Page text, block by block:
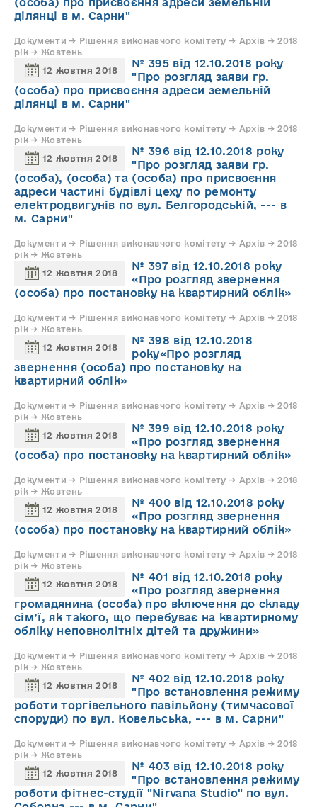
(особа) про присвоєння адреси земельній
ділянці в м. Сарни"
Документи → Рішення виконавчого комітету → Архів → 2018
рік → Жовтень
12 жовтня 2018
№ 395 від 12.10.2018 року
"Про розгляд заяви гр.
(особа) про присвоєння адреси земельній
ділянці в м. Сарни"
Документи → Рішення виконавчого комітету → Архів → 2018
рік → Жовтень
12 жовтня 2018
№ 396 від 12.10.2018 року
"Про розгляд заяви гр.
(особа), (особа) та (особа) про присвоєння
адреси частині будівлі цеху по ремонту
електродвигунів по вул. Белгородській, --- в
м. Сарни"
Документи → Рішення виконавчого комітету → Архів → 2018
рік → Жовтень
12 жовтня 2018
№ 397 від 12.10.2018 року
«Про розгляд звернення
(особа) про постановку на квартирний облік»
Документи → Рішення виконавчого комітету → Архів → 2018
рік → Жовтень
12 жовтня 2018
№ 398 від 12.10.2018
року«Про розгляд
звернення (особа) про постановку на
квартирний облік»
Документи → Рішення виконавчого комітету → Архів → 2018
рік → Жовтень
12 жовтня 2018
№ 399 від 12.10.2018 року
«Про розгляд звернення
(особа) про постановку на квартирний облік»
Документи → Рішення виконавчого комітету → Архів → 2018
рік → Жовтень
12 жовтня 2018
№ 400 від 12.10.2018 року
«Про розгляд звернення
(особа) про постановку на квартирний облік»
Документи → Рішення виконавчого комітету → Архів → 2018
рік → Жовтень
12 жовтня 2018
№ 401 від 12.10.2018 року
«Про розгляд звернення
громадянина (особа) про включення до складу
сім’ї, як такого, що перебуває на квартирному
обліку неповнолітніх дітей та дружини»
Документи → Рішення виконавчого комітету → Архів → 2018
рік → Жовтень
12 жовтня 2018
№ 402 від 12.10.2018 року
"Про встановлення режиму
роботи торгівельного павільйону (тимчасової
споруди) по вул. Ковельська, --- в м. Сарни"
Документи → Рішення виконавчого комітету → Архів → 2018
рік → Жовтень
12 жовтня 2018
№ 403 від 12.10.2018 року
"Про встановлення режиму
роботи фітнес-студії "Nirvana Studio" по вул.